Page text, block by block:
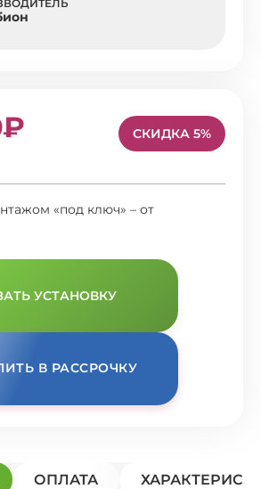
СКИДКА 5%
«под ключ» – от
УСТАНОВКУ
В РАССРОЧКУ
ОПЛАТА